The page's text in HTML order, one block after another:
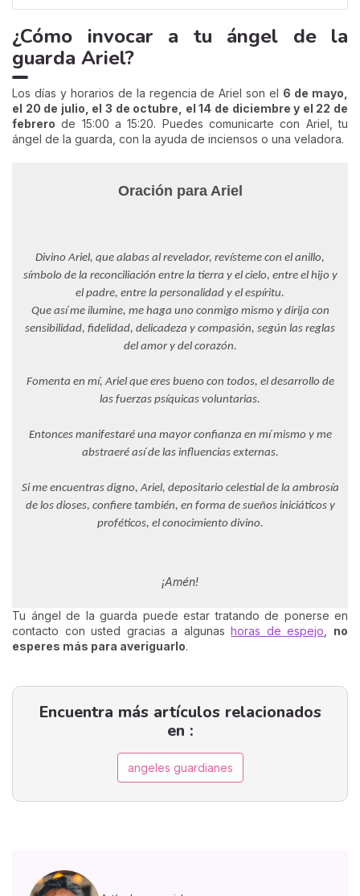
¿Cómo invocar a tu ángel de la
guarda Ariel?
Los días y horarios de la regencia de Ariel son el 6 de mayo,
el 20 de julio, el 3 de octubre, el 14 de diciembre y el 22 de
febrero de 15:00 a 15:20. Puedes comunicarte con Ariel, tu
ángel de la guarda, con la ayuda de inciensos o una veladora.
Oración para Ariel
Divino Ariel, que alabas al revelador, revísteme con el anillo,
símbolo de la reconciliación entre la tierra y el cielo, entre el hijo y
el padre, entre la personalidad y el espíritu.
Que así me ilumine, me haga uno conmigo mismo y dirija con
sensibilidad, fidelidad, delicadeza y compasión, según las reglas
del amor y del corazón.
Fomenta en mí, Ariel que eres bueno con todos, el desarrollo de
las fuerzas psíquicas voluntarias.
Entonces manifestaré una mayor confianza en mí mismo y me
abstraeré así de las influencias externas.
Si me encuentras digno, Ariel, depositario celestial de la ambrosía
de los dioses, confiere también, en forma de sueños iniciáticos y
proféticos, el conocimiento divino.
¡Amén!
Tu ángel de la guarda puede estar tratando de ponerse en
contacto con usted gracias a algunashoras de espejo
no
esperes más para averiguarlo.
Encuentra más artículos relacionados
en :
angeles guardianes